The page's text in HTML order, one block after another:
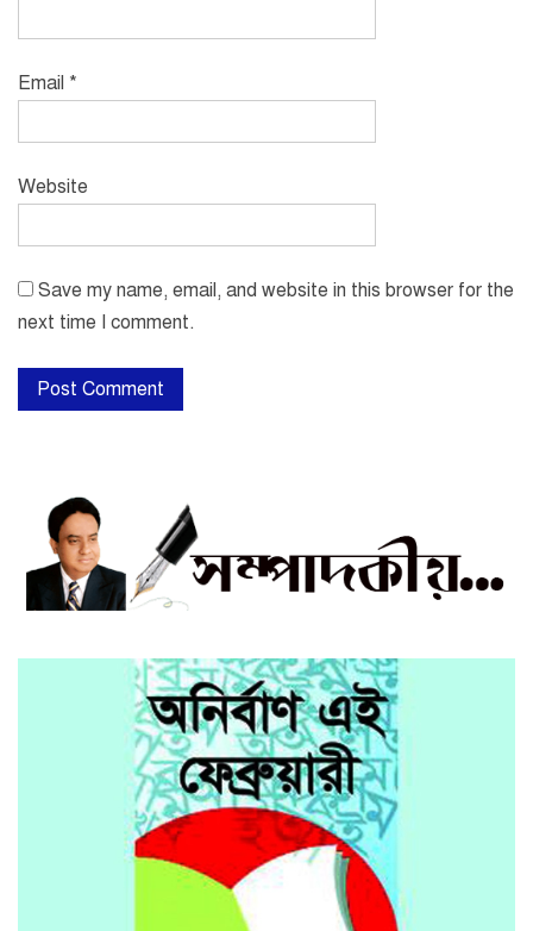
Email *
Website
Save my name, email, and website in this browser for the
next time I comment.